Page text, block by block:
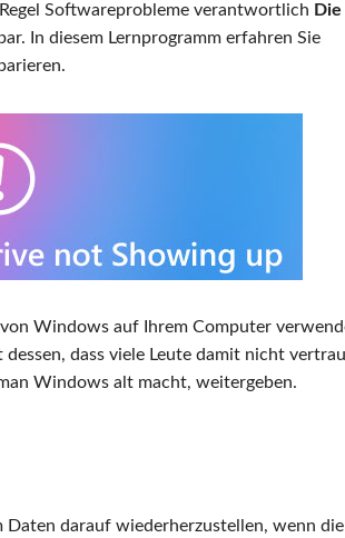
Softwareprobleme verantwortlich Die
In diesem Lernprogramm erfahren Sie
Windows auf Ihrem Computer
dass viele Leute damit nicht
Windows alt macht, weitergeben.
Daten darauf wiederherzustellen, wenn die